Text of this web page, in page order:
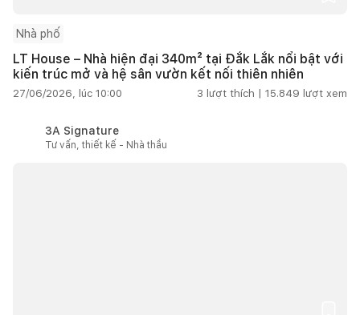
Nhà phố
LT House – Nhà hiện đại 340m² tại Đắk Lắk nổi bật với
kiến trúc mở và hệ sân vườn kết nối thiên nhiên
27/06/2026, lúc 10:00 3 lượt thích | 15.849 lượt xem
3A Signature
Tư vấn, thiết kế - Nhà thầu